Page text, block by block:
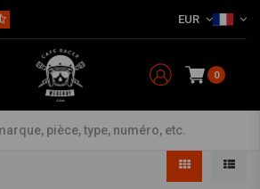
EUR
0
Coffrets
Outillage Servantes & Coffrets